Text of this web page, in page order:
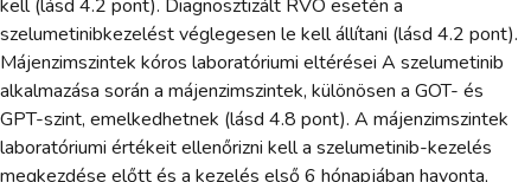
kell (lásd 4.2 pont). Diagnosztizált RVO esetén a
szelumetinibkezelést véglegesen le kell állítani (lásd 4.2 pont).
Májenzimszintek kóros laboratóriumi eltérései A szelumetinib
alkalmazása során a májenzimszintek, különösen a GOT- és
GPT-szint, emelkedhetnek (lásd 4.8 pont). A májenzimszintek
laboratóriumi értékeit ellenőrizni kell a szelumetinib-kezelés
megkezdése előtt és a kezelés első 6 hónapjában havonta,